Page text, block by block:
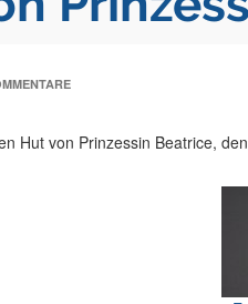
Hut von Prinzessin Beatrice,